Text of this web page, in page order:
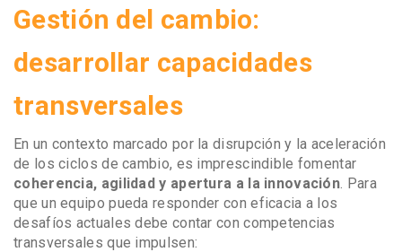
Gestión del cambio:
desarrollar capacidades
transversales
En un contexto marcado por la disrupción y la aceleración
de los ciclos de cambio, es imprescindible fomentar
coherencia, agilidad y apertura a la innovación . Para
que un equipo pueda responder con eficacia a los
desafíos actuales debe contar con competencias
transversales que impulsen: